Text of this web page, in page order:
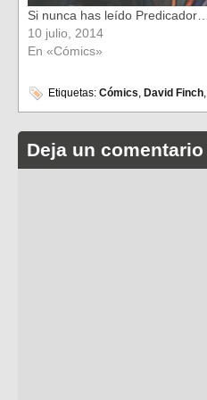
Si nunca has leído Predicador…
10 julio, 2014
En «Cómics»
Etiquetas: Cómics, David Finch,
Deja un comentario